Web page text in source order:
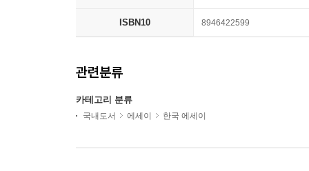
ISBN10 8946422599
관련분류
카테고리 분류
국내도서 에세이 한국 에세이